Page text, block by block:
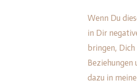
Wenn Du
in Dir
bringen,
Beziehungen
dazu in